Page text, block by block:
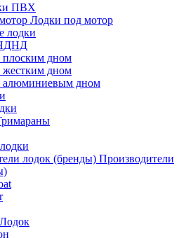
ПВХ
Лодки под мотор
лодки
плоским дном
жестким дном
алюминиевым дном
Производители